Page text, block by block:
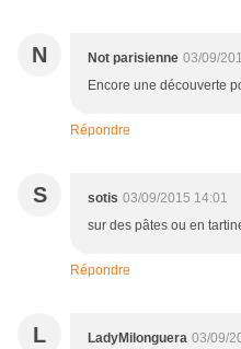
N Not parisienne 03/09/
Encore une découverte
Répondre
S sotis 03/09/2015 14:01
sur des pâtes ou en
Répondre
L LadyMilonguera 03/09/